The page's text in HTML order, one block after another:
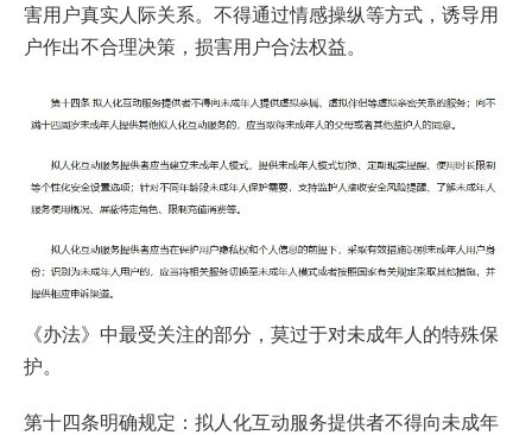
害用户真实人际关系。不得通过情感操纵等方式，诱导用
户作出不合理决策，损害用户合法权益。
《办法》中最受关注的部分，莫过于对未成年人的特殊保
护。
第十四条明确规定：拟人化互动服务提供者不得向未成年